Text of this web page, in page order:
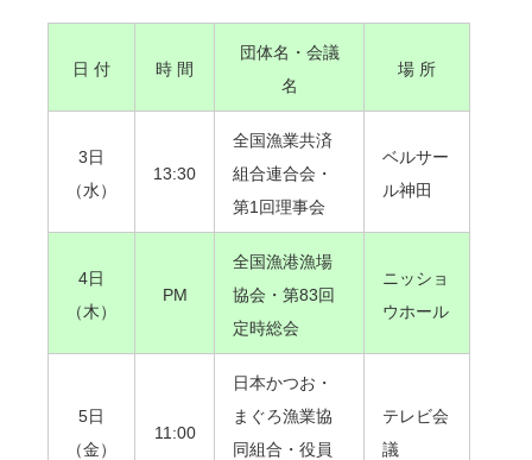
日 付 時 間
団体名・会議
名
場 所
3日
（水）
13:30
全国漁業共済
組合連合会・
第1回理事会
ベルサー
ル神田
4日
（木）
PM
全国漁港漁場
協会・第83回
定時総会
ニッショ
ウホール
5日
（金）
11:00
日本かつお・
まぐろ漁業協
同組合・役員
テレビ会
議